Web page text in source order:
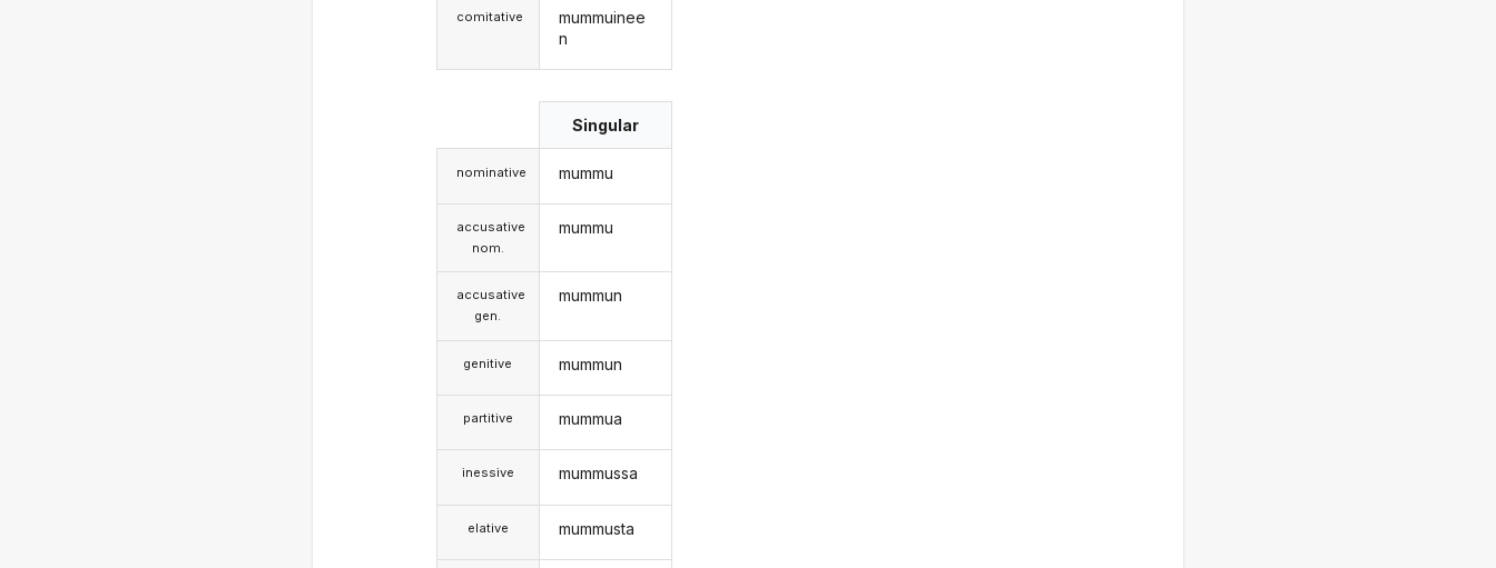
comitative
mummuinee
n
nominative
accusative
nom.
accusative
gen.
genitive
partitive
inessive
elative
Singular
mummu
mummu
mummun
mummun
mummua
mummussa
mummusta